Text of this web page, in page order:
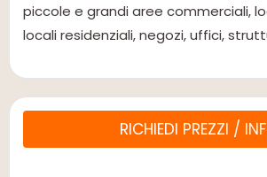
piccole e grandi aree commerciali,
locali residenziali, negozi, uffici,
RICHIEDI PREZZI /